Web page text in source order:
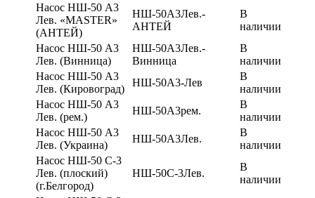
Насос НШ-50 А3
Лев. «MASTER»
(АНТЕЙ)
НШ-50А3Лев.-
АНТЕЙ
В
наличии
Насос НШ-50 А3
Лев. (Винница)
НШ-50А3Лев.-
Винница
В
наличии
Насос НШ-50 А3
Лев. (Кировоград)
НШ-50А3-Лев
В
наличии
Насос НШ-50 А3
Лев. (рем.)
НШ-50А3рем.
В
наличии
Насос НШ-50 А3
Лев. (Украина)
НШ-50А3Лев.
В
наличии
Насос НШ-50 С-3
Лев. (плоский)
(г.Белгород)
НШ-50С-3Лев.
В
наличии